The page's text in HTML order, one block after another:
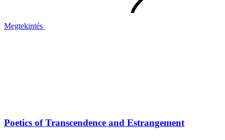
Megtekintés
Poetics of Transcendence and Estrangement